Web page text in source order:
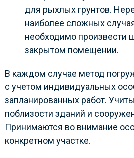
для рыхлых грунтов.
наиболее сложных
необходимо произвести
закрытом помещении.
В каждом случае метод
с учетом индивидуальных
запланированных работ.
поблизости зданий и
Принимаются во внимание
конкретном участке.